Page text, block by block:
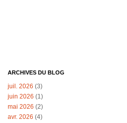
ARCHIVES DU BLOG
juil. 2026 (3)
juin 2026 (1)
mai 2026 (2)
avr. 2026 (4)